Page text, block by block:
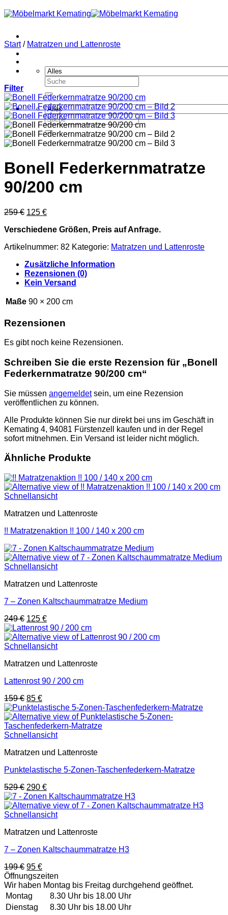
Zum
Inhalt
Suchen
nach:
Suchen
nach:
Start / Matratzen und Lattenroste
Filter
Bonell Federkernmatratze
90/200 cm
259€ Ursprünglicher
war:
125 €Aktueller
ist:
Verschiedene Größen, Preis auf Anfrage.
Artikelnummer: 82 Kategorie: Matratzen und Lattenroste
Zusätzliche Information
Rezensionen (0)
Kein Versand
Maße 90 × 200 cm
Rezensionen
Es gibt noch keine Rezensionen.
Schreiben Sie die erste Rezension für „Bonell
Federkernmatratze 90/200 cm“
Sie müssen angemeldetsein, um eine Rezension
veröffentlichen zu können.
Alle Produkte können Sie nur direkt bei uns im Geschäft in
Kemating 4, 94081 Fürstenzell kaufen und in der Regel
sofort mitnehmen. Ein Versand ist leider nicht möglich.
Ähnliche Produkte
Schnellansicht
Matratzen und Lattenroste
!! Matratzenaktion !! 100 / 140 x 200 cm
Schnellansicht
Matratzen und Lattenroste
7 – Zonen Kaltschaummatratze Medium
249€ Ursprünglicher
Preis
war:
249 €
125 €Aktueller
Preis
ist:
125 €.
Schnellansicht
Matratzen und Lattenroste
Lattenrost 90 / 200 cm
159€ Ursprünglicher
Preis
war:
159 €
85 €Aktueller
Preis
ist:
85 €.
Schnellansicht
Matratzen und Lattenroste
Punktelastische 5-Zonen-Taschenfederkern-Matratze
529€ Ursprünglicher
Preis
war:
529 €
290 €Aktueller
Preis
ist:
290 €.
Schnellansicht
Matratzen und Lattenroste
7 – Zonen Kaltschaummatratze H3
199€ Ursprünglicher
Preis
war:
199 €
95 €Aktueller
Preis
ist:
95 €.
Öffnungszeiten
Wir haben Montag bis Freitag durchgehend geöffnet.
Montag
8.30 Uhr bis 18.00 Uhr
Dienstag
8.30 Uhr bis 18.00 Uhr